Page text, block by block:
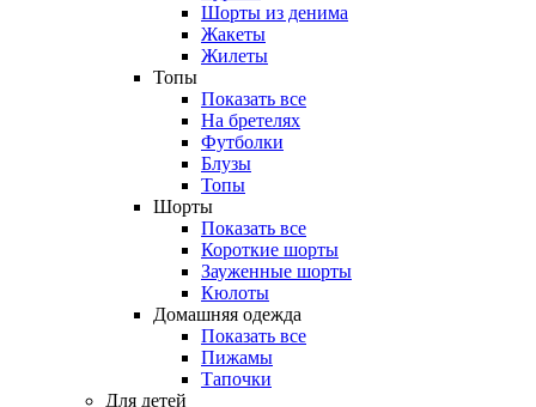
Шорты из денима
Жакеты
Жилеты
Топы
Показать все
На бретелях
Футболки
Блузы
Топы
Шорты
Показать все
Короткие шорты
Зауженные шорты
Кюлоты
Домашняя одежда
Показать все
Пижамы
Тапочки
Для детей